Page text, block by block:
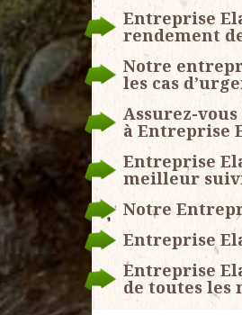
Entreprise
rendement
Notre
les cas
Assurez-
à Entreprise
Entreprise
meilleur
Notre
Entreprise
Entreprise
de toutes les